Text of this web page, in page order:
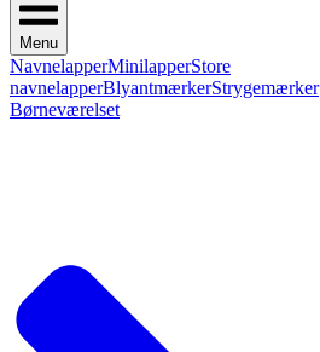
Menu
NavnelapperMinilapperStore
navnelapperBlyantmærkerStrygemærker
Børneværelset